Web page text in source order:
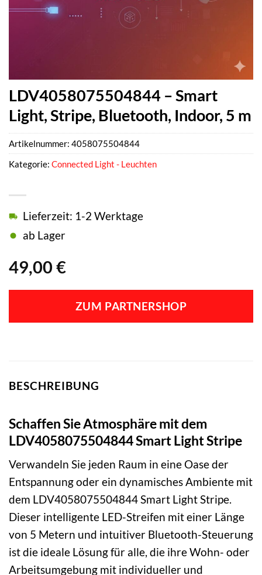
LDV4058075504844 – Smart
Light, Stripe, Bluetooth, Indoor, 5 m
49,00 €
Lieferzeit: 1-2 Werktage
ab Lager
ZUM PARTNERSHOP
Artikelnummer: 4058075504844
Kategorie: Connected Light - Leuchten
BESCHREIBUNG
Schaffen Sie Atmosphäre mit dem
LDV4058075504844 Smart Light Stripe
Verwandeln Sie jeden Raum in eine Oase der
Entspannung oder ein dynamisches Ambiente mit
dem LDV4058075504844 Smart Light Stripe.
Dieser intelligente LED-Streifen mit einer Länge
von 5 Metern und intuitiver Bluetooth-Steuerung
ist die ideale Lösung für alle, die ihre Wohn- oder
Arbeitsumgebung mit individueller und